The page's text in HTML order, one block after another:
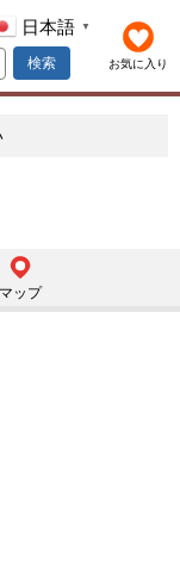
お気に入り
日本語 ▼
検索
マップ